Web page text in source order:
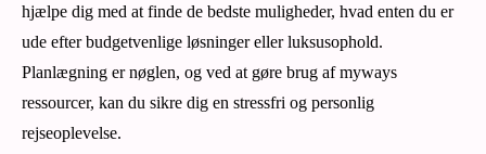
hjælpe dig med at finde de bedste muligheder, hvad enten du er
ude efter budgetvenlige løsninger eller luksusophold.
Planlægning er nøglen, og ved at gøre brug af myways
ressourcer, kan du sikre dig en stressfri og personlig
rejseoplevelse.